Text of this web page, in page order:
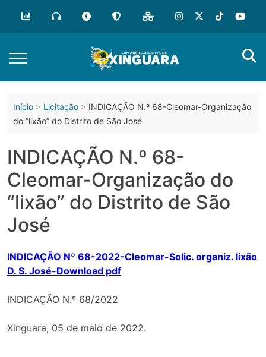
conteúdo
Início Licitação
INDICAÇÃO N.º 68-Cleomar-Organização
do “lixão” do Distrito de São José
INDICAÇÃO N.º 68-
Cleomar-Organização do
“lixão” do Distrito de São
José
INDICAÇÃO Nº 68-2022-Cleomar-Solic. organiz. lixão
D. S. José-Download pdf
INDICAÇÃO N.º 68/2022
Xinguara, 05 de maio de 2022.